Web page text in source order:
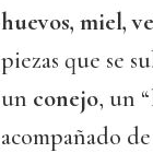
huevos, miel,
piezas que se
un conejo, un
acompañado